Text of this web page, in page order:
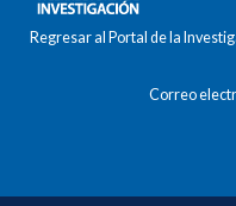
Regresar al Portal de la
Correo